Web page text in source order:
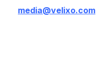
media@velixo.com